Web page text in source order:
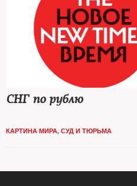
СНГ по рублю
КАРТИНА МИРА, СУД И ТЮРЬМА